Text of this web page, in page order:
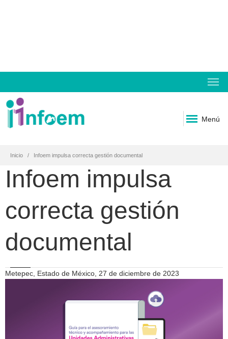
Menú
Inicio Infoem impulsa correcta gestión documental
Infoem impulsa
correcta gestión
documental
Metepec, Estado de México, 27 de diciembre de 2023